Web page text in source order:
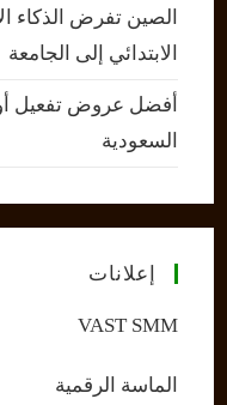
الصين تفرض الذكاء
الابتدائي إلى الجامعة
السعودية
إعلانات
VAST SMM
الماسة الرقمية